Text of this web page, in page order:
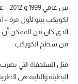
بين
الذي كان من الممكن أن
من سطح الكويكب.
مثل السلحفاة التي
البطيئة والثابتة هي